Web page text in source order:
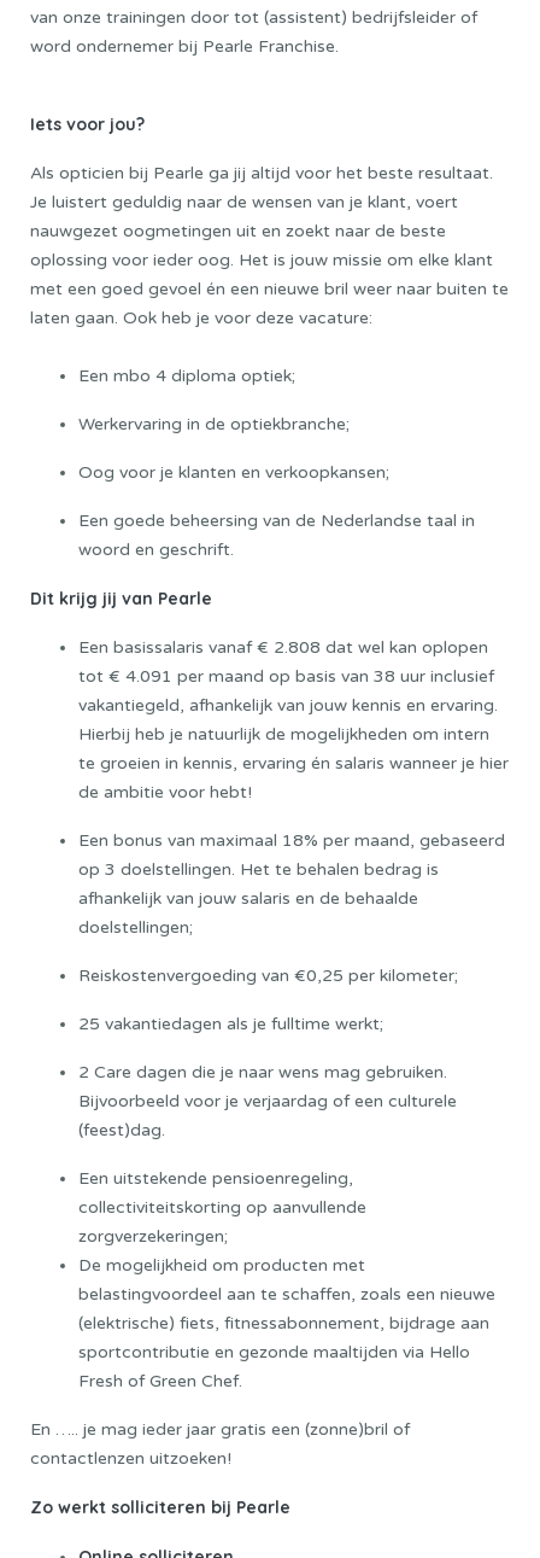
van onze trainingen door tot (assistent) bedrijfsleider of
word ondernemer bij Pearle Franchise.
Iets voor jou?
Als opticien bij Pearle ga jij altijd voor het beste resultaat.
Je luistert geduldig naar de wensen van je klant, voert
nauwgezet oogmetingen uit en zoekt naar de beste
oplossing voor ieder oog. Het is jouw missie om elke klant
met een goed gevoel én een nieuwe bril weer naar buiten te
laten gaan. Ook heb je voor deze vacature:
Een mbo 4 diploma optiek;
Werkervaring in de optiekbranche;
Oog voor je klanten en verkoopkansen;
Een goede beheersing van de Nederlandse taal in
woord en geschrift.
Dit krijg jij van Pearle
Een basissalaris vanaf € 2.808 dat wel kan oplopen
tot € 4.091 per maand op basis van 38 uur inclusief
vakantiegeld, afhankelijk van jouw kennis en ervaring.
Hierbij heb je natuurlijk de mogelijkheden om intern
te groeien in kennis, ervaring én salaris wanneer je hier
de ambitie voor hebt!
Een bonus van maximaal 18% per maand, gebaseerd
op 3 doelstellingen. Het te behalen bedrag is
afhankelijk van jouw salaris en de behaalde
doelstellingen;
Reiskostenvergoeding van €0,25 per kilometer;
25 vakantiedagen als je fulltime werkt;
2 Care dagen die je naar wens mag gebruiken.
Bijvoorbeeld voor je verjaardag of een culturele
(feest)dag.
Een uitstekende pensioenregeling,
collectiviteitskorting op aanvullende
zorgverzekeringen;
De mogelijkheid om producten met
belastingvoordeel aan te schaffen, zoals een nieuwe
(elektrische) fiets, fitnessabonnement, bijdrage aan
sportcontributie en gezonde maaltijden via Hello
Fresh of Green Chef.
En ….. je mag ieder jaar gratis een (zonne)bril of
contactlenzen uitzoeken!
Zo werkt solliciteren bij Pearle